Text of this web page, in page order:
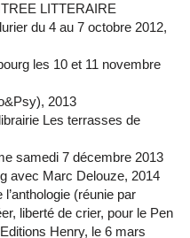
LITTERAIRE
du 4 au 7 octobre 2012,
les 10 et 11 novembre
2013
Les terrasses de
samedi 7 décembre 2013
avec Marc Delouze, 2014
(réunie par
liberté de crier, pour le Pen
Henry, le 6 mars